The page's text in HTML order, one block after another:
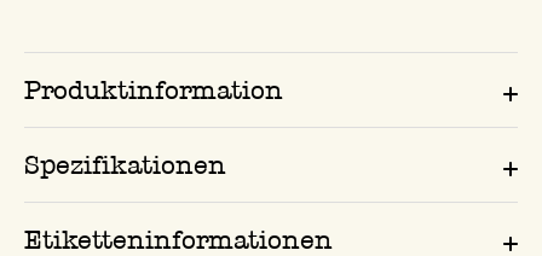
Produktinformation
Spezifikationen
Etiketteninformationen